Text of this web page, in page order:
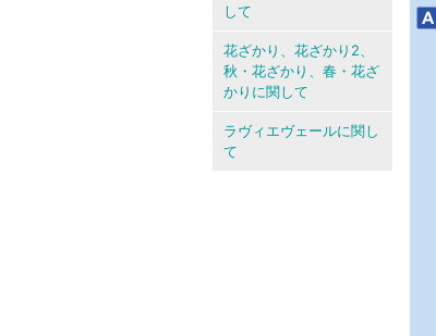
して
花ざかり、花ざかり2、
秋・花ざかり、春・花ざ
かりに関して
ラヴィエヴェールに関し
て